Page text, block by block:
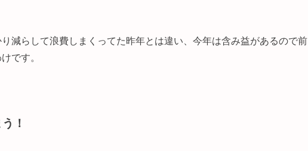
減らして浪費しまくってた昨年とは違い、今年は含み益があるので前
です。
！